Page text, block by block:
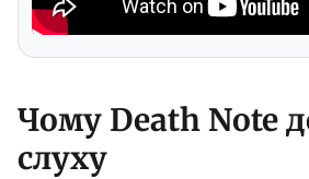
Чому Death Note
слуху